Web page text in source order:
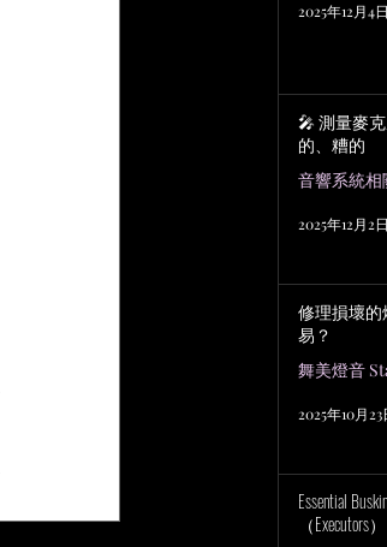
2025年12月4
🎤 測量麥
的、糟的
2025年12月2
修理損壞
易？
舞美燈音
2025年10月23
Essential
（Executors）